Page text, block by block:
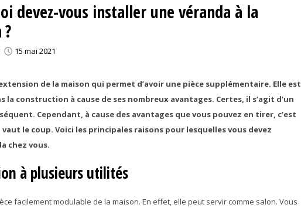
devez-vous installer une véranda à la
15 mai 2021
de la maison qui permet d’avoir une pièce supplémentaire. Elle est
la construction à cause de ses nombreux avantages. Certes, il s’agit d’un
Cependant, à cause des avantages que vous pouvez en tirer, c’est
le coup. Voici les principales raisons pour lesquelles vous devez
chez vous.
à plusieurs utilités
facilement modulable de la maison. En effet, elle peut servir comme salon. Vous